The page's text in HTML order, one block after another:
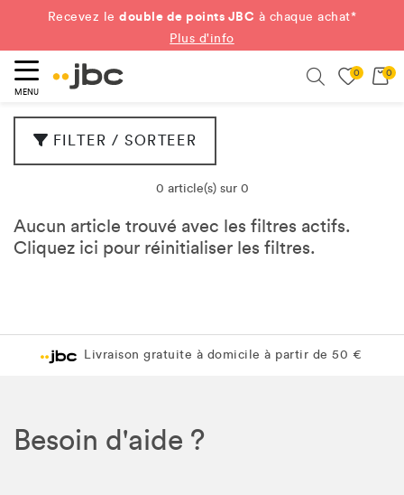
Recevez ledouble de points JBC à chaque achat*
Plus d'info
MENU
0 0
FILTER / SORTEER
0 article(s) sur 0
Aucun article trouvé avec les filtres actifs.
Cliquez ici pour réinitialiser les filtres.
Livraison gratuite à domicile à partir de 50 €
Besoin d'aide ?